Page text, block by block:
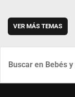
VER MÁS TEMAS